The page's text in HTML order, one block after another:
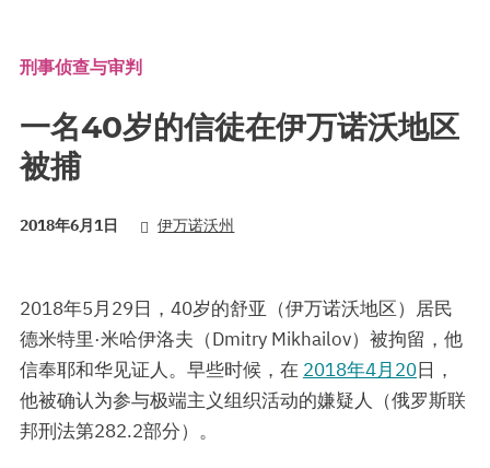
刑事侦查与审判
一名40岁的信徒在伊万诺沃地区
被捕
2018年6月1日 伊万诺沃州
2018年5月29日，40岁的舒亚（伊万诺沃地区）居民
德米特里·米哈伊洛夫（Dmitry Mikhailov）被拘留，他
信奉耶和华见证人。早些时候，在 2018年4月20日，
他被确认为参与极端主义组织活动的嫌疑人（俄罗斯联
邦刑法第282.2部分）。